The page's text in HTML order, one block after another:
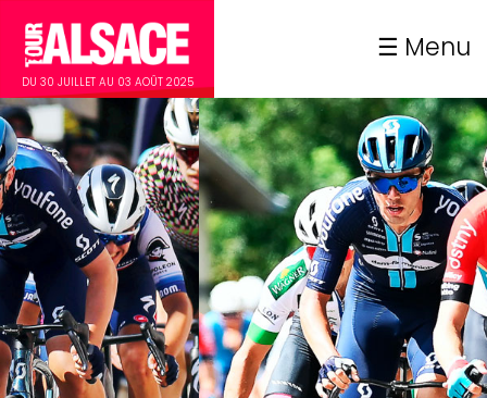
DU 30 JUILLET AU 03 AOÛT 2025
Menu